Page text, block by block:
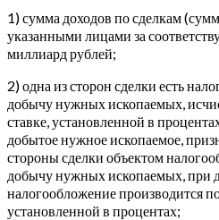
1) сумма доходов по сделкам
указанными лицами за
миллиард рублей;
2) одна из сторон сделки есть
добычу нужных ископаемых,
ставке, установленной в
добытое нужное ископаемое,
стороны сделки объектом
добычу нужных ископаемых, при
налогообложение производится
установленной в процентах;